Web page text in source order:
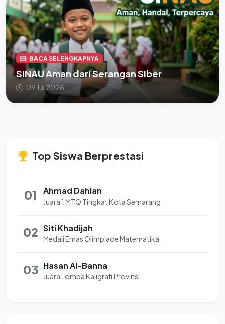
BACA SELENGKAPNYA
SiNAU Aman dari Serangan Siber
09 Jul 2026
Top Siswa Berprestasi
01 Ahmad Dahlan
Juara 1 MTQ Tingkat Kota Semarang
02 Siti Khadijah
Medali Emas Olimpiade Matematika
03 Hasan Al-Banna
Juara Lomba Kaligrafi Provinsi